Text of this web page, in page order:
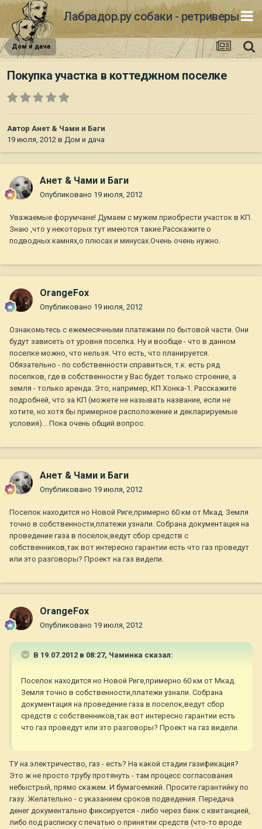
Лабрадор.ру собаки - ретриверы
Дом и дача
Покупка участка в коттеджном поселке
Автор Анет & Чами и Баги
19 июля, 2012 в Дом и дача
Анет & Чами и Баги
Опубликовано 19 июля, 2012
Уважаемые форумчане! Думаем с мужем приобрести участок в КП.
Знаю ,что у некоторых тут имеются такие.Расскажите о
подводных камнях,о плюсах и минусах.Очень очень нужно.
OrangeFox
Опубликовано 19 июля, 2012
Ознакомьтесь с ежемесячными платежами по бытовой части. Они
будут зависеть от уровня поселка. Ну и вообще - что в данном
поселке можно, что нельзя. Что есть, что планируется.
Обязательно - по собственности справиться, т.к. есть ряд
поселков, где в собственности у Вас будет только строение, а
земля - только аренда. Это, например, КП Хонка-1. Расскажите
подробней, что за КП (можете не называть название, если не
хотите, но хотя бы примерное расположение и декларируемые
условия)... Пока очень общий вопрос.
Анет & Чами и Баги
Опубликовано 19 июля, 2012
Поселок находится но Новой Риге,примерно 60 км от Мкад. Земля
точно в собственности,платежи узнали. Собрана документация на
проведение газа в поселок,ведут сбор средств с
собственников,так вот интересно гарантии есть что газ проведут
или это разговоры? Проект на газ видели.
OrangeFox
Опубликовано 19 июля, 2012
В 19.07.2012 в 08:27, Чаминка сказал:
Поселок находится но Новой Риге,примерно 60 км от Мкад.
Земля точно в собственности,платежи узнали. Собрана
документация на проведение газа в поселок,ведут сбор
средств с собственников,так вот интересно гарантии есть
что газ проведут или это разговоры? Проект на газ видели.
ТУ на электричество, газ - есть? На какой стадии газификация?
Это ж не просто трубу протянуть - там процесс согласования
небыстрый, прямо скажем. И бумагоемкий. Просите гарантийку по
газу. Желательно - с указанием сроков подведения. Передача
денег документально фиксируется - либо через банк с квитанцией,
либо под расписку с печатью о принятии средств (что-то вроде